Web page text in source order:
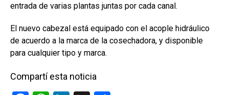
entrada de varias plantas juntas por cada canal.
El nuevo cabezal está equipado con el acople hidráulico
de acuerdo a la marca de la cosechadora, y disponible
para cualquier tipo y marca.
Compartí esta noticia